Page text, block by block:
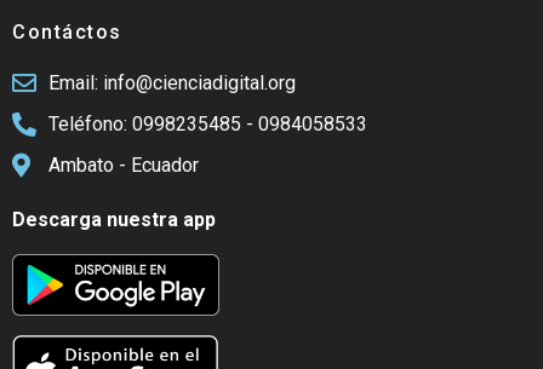
Contáctos
Email: info@cienciadigital.org
Teléfono: 0998235485 - 0984058533
Ambato - Ecuador
Descarga nuestra app